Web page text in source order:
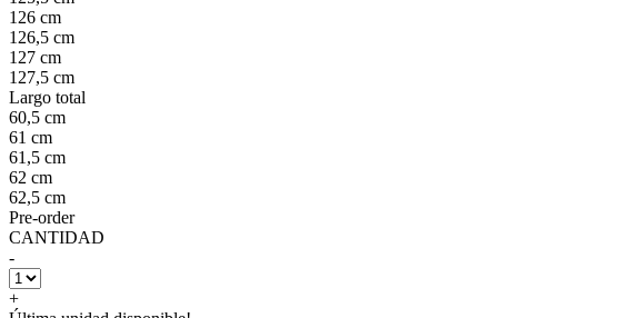
126 cm
126,5 cm
127 cm
127,5 cm
Largo total
60,5 cm
61 cm
61,5 cm
62 cm
62,5 cm
Pre-order
CANTIDAD
-
+